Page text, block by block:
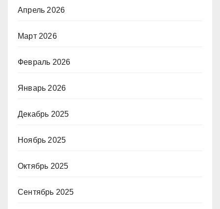
Апрель 2026
Март 2026
Февраль 2026
Январь 2026
Декабрь 2025
Ноябрь 2025
Октябрь 2025
Сентябрь 2025